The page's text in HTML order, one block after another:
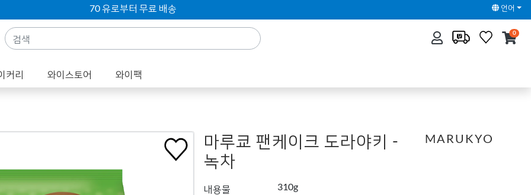
70 유로부터 무료 배송 언어
0
커리 와이스토어 와이팩
마루쿄 팬케이크 도라야키 -
녹차
내용물 310g
MARUKYO